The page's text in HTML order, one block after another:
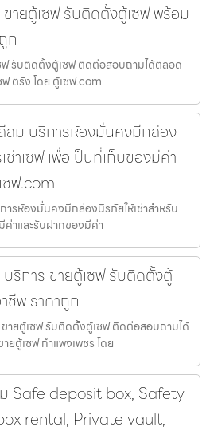
ายตู้เซฟ รับติดตั้งตู้เซฟ พร้อม
ก
ฟ รับติดตั้งตู้เซฟ ติดต่อสอบถามได้ตลอด
ตรัง โดย ตู้เซฟ.com
ลม บริการห้องมั่นคงมีกล่อง
ช่าเซฟ เพื่อเป็นที่เก็บของมีค่า
ซฟ.com
รห้องมั่นคงมีกล่องนิรภัยให้เช่าสำหรับ
ค่าและรับฝากของมีค่า
บริการ ขายตู้เซฟ รับติดตั้งตู้
ชีพ ราคาถูก
ขายตู้เซฟ รับติดตั้งตู้เซฟ ติดต่อสอบถามได้
ยตู้เซฟ กำแพงเพชร โดย
Safe deposit box, Safety
rental, Private vault,